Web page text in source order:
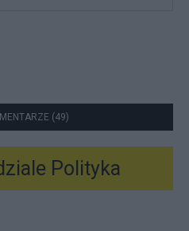
(49)
Polityka